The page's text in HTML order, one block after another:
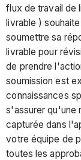
flux de travail de
livrable )
soumettre sa
livrable pour
de prendre
soumission est
connaissances
s'assurer qu'une
capturée dans
votre équipe de
toutes les